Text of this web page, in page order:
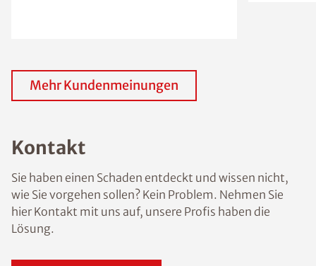
Mehr Kundenmeinungen
Kontakt
Sie haben einen Schaden entdeckt und wissen nicht,
wie Sie vorgehen sollen? Kein Problem. Nehmen Sie
hier Kontakt mit uns auf, unsere Profis haben die
Lösung.